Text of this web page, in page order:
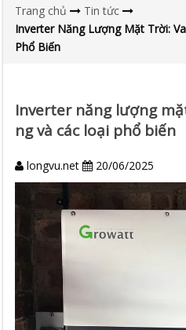
Trang chủ
Tin tức
Inverter Năng Lượng Mặt Trời:
Phổ Biến
Inverter năng lượng
ng và các loại phổ biến
longvu.net 20/06/2025